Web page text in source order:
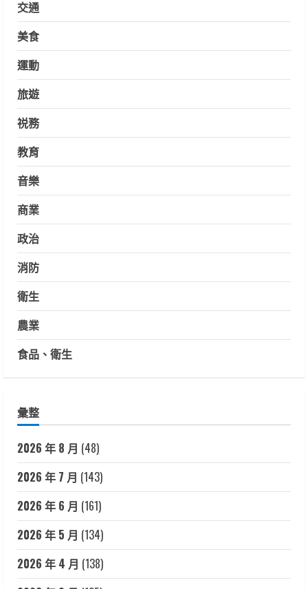
交通
美食
運動
旅遊
祱務
教育
音樂
商業
政治
消防
衛生
農業
食品、衛生
彙整
2026 年 8 月 (48)
2026 年 7 月 (143)
2026 年 6 月 (161)
2026 年 5 月 (134)
2026 年 4 月 (138)